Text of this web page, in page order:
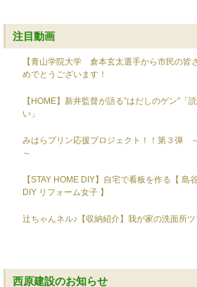
注目動画
【青山学院大学 倉本玄太選手から市民の皆
めでとうございます！
【HOME】新井監督が語る”はだしのゲン”「
い」
みはらプリン応援プロジェクト！！第３弾
～
【STAY HOME DIY】自宅で看板を作る【 島
DIY リフォーム女子 】
辻ちゃんネル♪【収納紹介】我が家の洗面所ツ
西原建設のお知らせ